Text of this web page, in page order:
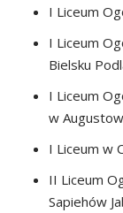
I Liceum
I Liceum
Bielsku
I Liceum
w
I Liceum w
II Liceum
Sapiehów